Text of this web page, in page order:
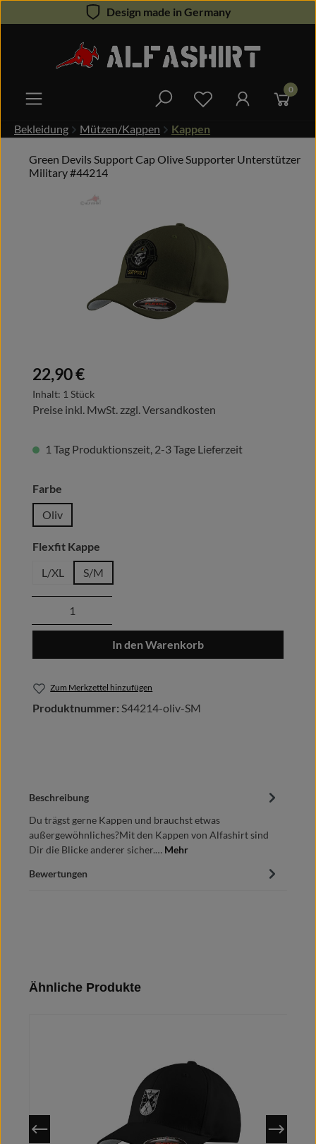
Zum Hauptinhalt springenDesign made in Germany
Du hast 0 0
Bekleidung Mützen/Kappen Kappen
Green Devils Support Cap Olive Supporter Unterstützer
Military #44214
Bildergalerie überspringen
Regulärer Preis:
22,90 €
Inhalt: 1 Stück
Preise inkl. MwSt. zzgl. Versandkosten
1 Tag Produktionszeit, 2-3 Tage Lieferzeit
Farbe
Oliv
Flexfit Kappe
L/XL
S/M
Produkt Anzahl: Gib den gewünschten
In den Warenkorb
Zum Merkzettel hinzufügen
Produktnummer: S44214-oliv-SM
Beschreibung
Du trägst gerne Kappen und brauchst etwas
außergewöhnliches?Mit den Kappen von Alfashirt sind
Dir die Blicke anderer sicher.… Mehr
Bewertungen
Produktgalerie überspringen
Ähnliche Produkte